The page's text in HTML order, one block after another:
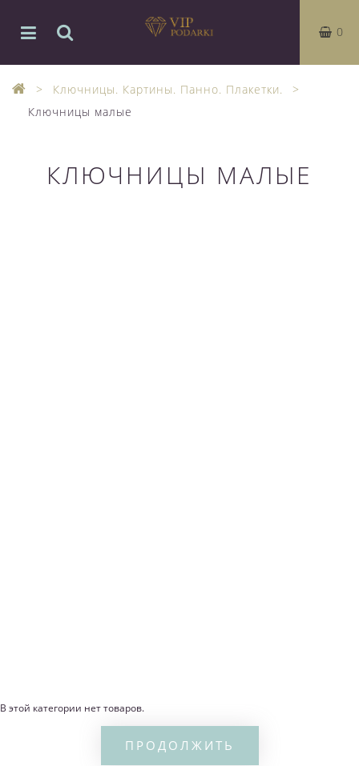
0
Ключницы. Картины. Панно. Плакетки.
Ключницы малые
КЛЮЧНИЦЫ МАЛЫЕ
В этой категории нет товаров.
ПРОДОЛЖИТЬ